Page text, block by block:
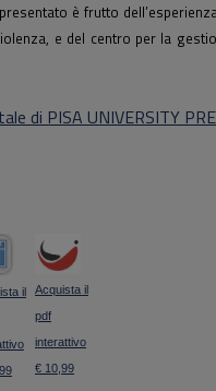
è frutto
e del centro per la
di PISA UNIVERSITY
il
Acquista il
pdf
interattivo
€ 10,99